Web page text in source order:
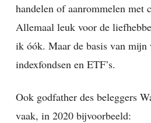
handelen of aanrommelen met
Allemaal leuk voor de
ik óók. Maar de basis van mijn
indexfondsen en ETF’s.
Ook godfather des beleggers
vaak, in 2020 bijvoorbeeld: